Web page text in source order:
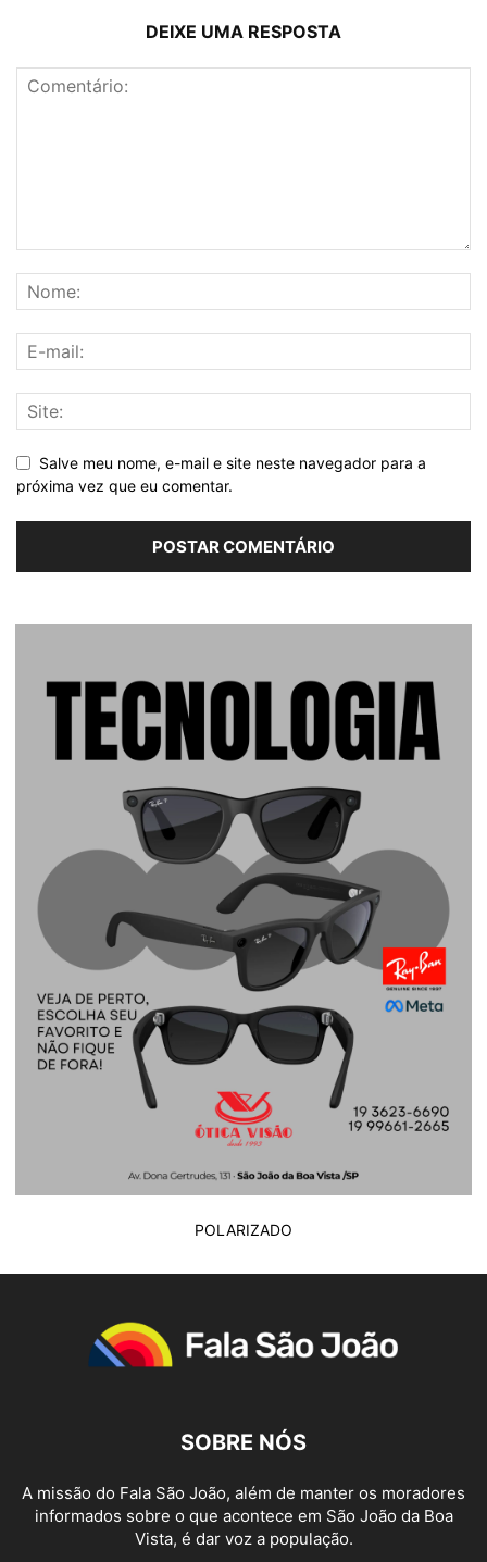
DEIXE UMA RESPOSTA
Salve meu nome, e-mail e site neste navegador para a
próxima vez que eu comentar.
POLARIZADO
SOBRE NÓS
A missão do Fala São João, além de manter os moradores
informados sobre o que acontece em São João da Boa
Vista, é dar voz a população.